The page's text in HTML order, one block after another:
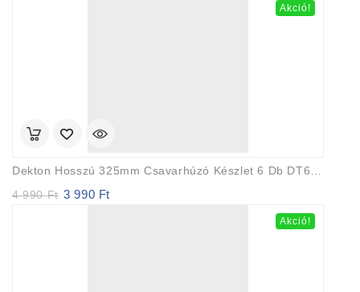
Akció!
4 990Ft Original
3 990 Ft
Akció!